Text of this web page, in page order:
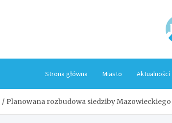
Strona główna Miasto Aktualności
Planowana rozbudowa siedziby